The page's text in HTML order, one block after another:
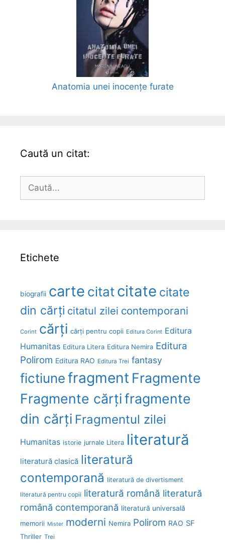
Anatomia unei inocențe furate
Caută un citat:
după:
Etichete
biografii carte citatcitate citate
din cărți citatul zilei contemporani
Corint cărți cărți pentru copii Editura Corint Editura
Humanitas Editura Litera Editura Nemira Editura
Polirom Editura RAO Editura Trei fantasy
fictiunefragment Fragmente
Fragmente cărțifragmente
din cărți Fragmentul zilei
Humanitas istorie jurnale Litera literatură
literatură clasică literatură
contemporană literatură de divertisment
literatură pentru copii literatură română literatură
română contemporană literatură universală
memorii Mister moderni Nemira Polirom RAO SF
Thriller Trei